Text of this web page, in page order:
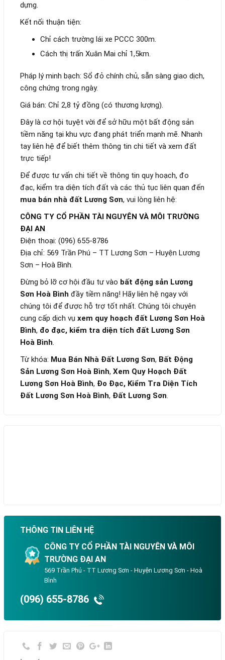
dựng.
Kết nối thuận tiện:
Chỉ cách trường lái xe PCCC 300m.
Cách thị trấn Xuân Mai chỉ 1,5km.
Pháp lý minh bạch: Sổ đỏ chính chủ, sẵn sàng giao dịch,
công chứng trong ngày.
Giá bán: Chỉ 2,8 tỷ đồng (có thương lượng).
Đây là cơ hội tuyệt vời để sở hữu một bất động sản
tiềm năng tại khu vực đang phát triển mạnh mẽ. Nhanh
tay liên hệ để biết thêm thông tin chi tiết và xem đất
trực tiếp!
Để được tư vấn chi tiết về thông tin quy hoạch, đo
đạc, kiểm tra diện tích đất và các thủ tục liên quan đến
mua bán nhà đất Lương Sơn, vui lòng liên hệ:
CÔNG TY CỔ PHẦN TÀI NGUYÊN VÀ MÔI TRƯỜNG
ĐẠI AN
Điện thoại: (096) 655-8786
Địa chỉ: 569 Trần Phú – TT Lương Sơn – Huyện Lương
Sơn – Hoà Bình.
Đừng bỏ lỡ cơ hội đầu tư vào bất động sản Lương
Sơn Hoà Bình đầy tiềm năng! Hãy liên hệ ngay với
chúng tôi để được hỗ trợ tốt nhất. Chúng tôi chuyên
cung cấp dịch vụ xem quy hoạch đất Lương Sơn Hoà
Bình, đo đạc, kiểm tra diện tích đất Lương Sơn
Hoà Bình
Từ khóa: Mua Bán Nhà Đất Lương Sơn, Bất Động
Sản Lương Sơn Hoà Bình, Xem Quy Hoạch Đất
Lương Sơn Hoà Bình, Đo Đạc, Kiểm Tra Diện Tích
Đất Lương Sơn Hoà Bình, Đất Lương Sơn
THÔNG TIN LIÊN HỆ
CÔNG TY CỔ PHẦN TÀI NGUYÊN VÀ MÔI
TRƯỜNG ĐẠI AN
569 Trần Phú - TT Lương Sơn - Huyện Lương Sơn - Hoà
Bình
(096) 655-8786